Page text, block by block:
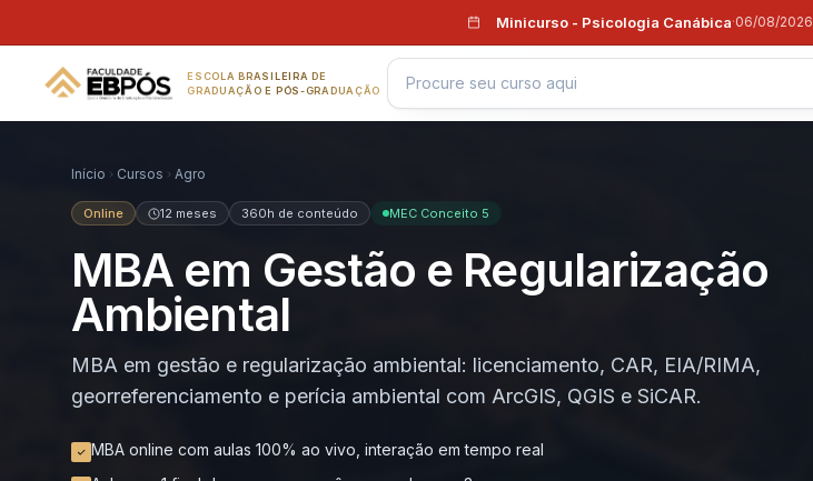
Minicurso - Psicologia Canábica·06/08/2026
ESCOLA BRASILEIRA DE
GRADUAÇÃO E PÓS-GRADUAÇÃO
Início Cursos Agro
Online 12 meses 360h de conteúdo MEC Conceito 5
MBA em Gestão e Regularização
Ambiental
MBA em gestão e regularização ambiental: licenciamento, CAR, EIA/RIMA,
georreferenciamento e perícia ambiental com ArcGIS, QGIS e SiCAR.
MBA online com aulas 100% ao vivo, interação em tempo real